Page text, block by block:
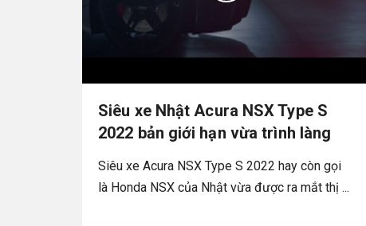
Siêu xe Nhật Acura NSX Type S
2022 bản giới hạn vừa trình làng
Siêu xe Acura NSX Type S 2022 hay còn gọi
là Honda NSX của Nhật vừa được ra mắt thị ...